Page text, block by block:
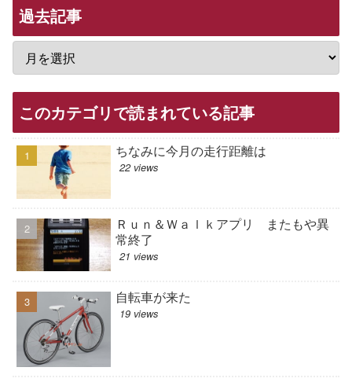
過去記事
このカテゴリで読まれている記事
ちなみに今月の走行距離は
22 views
Ｒｕｎ＆Ｗａｌｋアプリ またもや異
常終了
21 views
自転車が来た
19 views